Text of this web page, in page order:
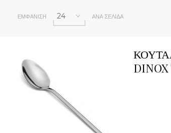
ΕΜΦΆΝΙΣΗ ΑΝΆ ΣΕΛΊΔΑ
DINOX